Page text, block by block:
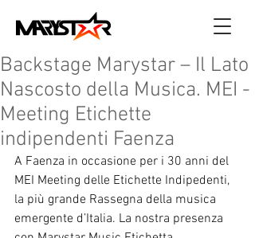
Backstage Marystar – Il Lato
Nascosto della Musica. MEI -
Meeting Etichette
indipendenti Faenza
A Faenza in occasione per i 30 anni del
MEI Meeting delle Etichette Indipedenti,
la più grande Rassegna della musica
emergente d’Italia. La nostra presenza